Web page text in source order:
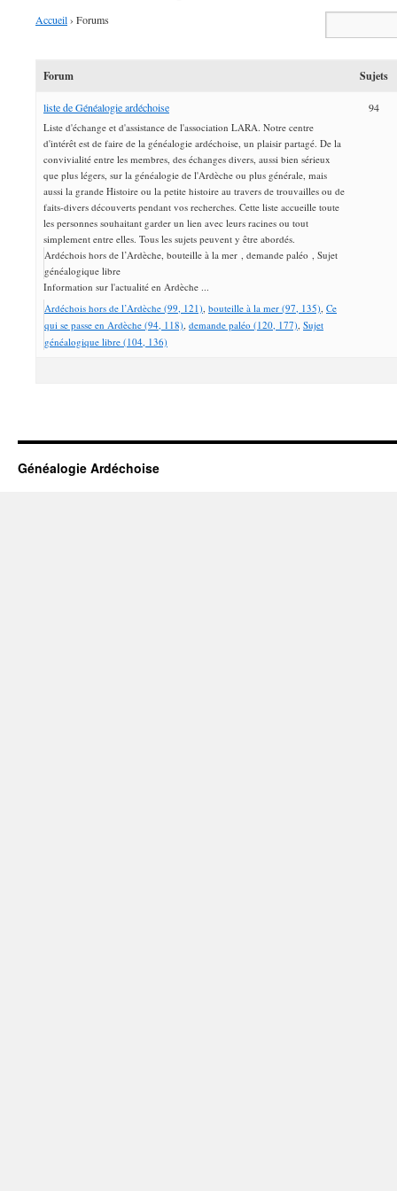
Accueil› Forums
Forum Sujets
liste de Généalogie ardéchoise
Liste d'échange et d'assistance de l'association LARA. Notre centre
d'intérêt est de faire de la généalogie ardéchoise, un plaisir partagé. De la
convivialité entre les membres, des échanges divers, aussi bien sérieux
que plus légers, sur la généalogie de l'Ardèche ou plus générale, mais
aussi la grande Histoire ou la petite histoire au travers de trouvailles ou de
faits-divers découverts pendant vos recherches. Cette liste accueille toute
les personnes souhaitant garder un lien avec leurs racines ou tout
simplement entre elles. Tous les sujets peuvent y être abordés.
Ardéchois hors de l’Ardèche bouteille à la mer demande paléo
Sujet
généalogique libre
Information sur l'actualité en Ardèche ...
Ardéchois hors de l’Ardèche (99, 121) bouteille à la mer (97, 135) Ce
qui se passe en Ardèche (94, 118) demande paléo (120, 177) Sujet
généalogique libre (104, 136)
94
Généalogie Ardéchoise